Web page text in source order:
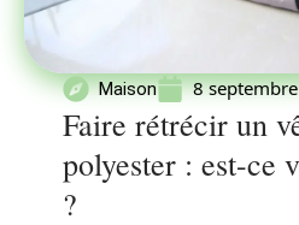
Maison 8
Faire rétrécir un
polyester : est-ce
?